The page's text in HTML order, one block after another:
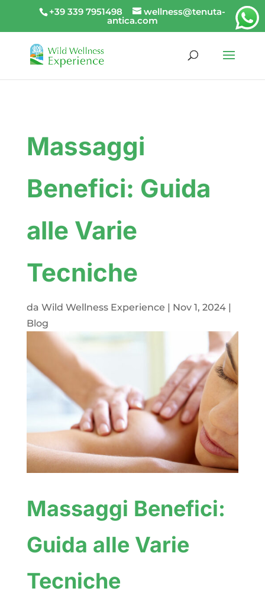
+39 339 7951498 wellness@tenuta-
antica.com
Massaggi
Benefici: Guida
alle Varie
Tecniche
da Wild Wellness Experience | Nov 1, 2024|
Blog
Massaggi Benefici:
Guida alle Varie
Tecniche